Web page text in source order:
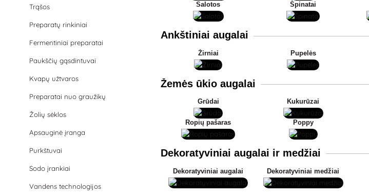
Trąšos
Preparatų rinkiniai
Fermentiniai preparatai
Paukščių gąsdintuvai
Kvapų užtvaros
Preparatai nuo graužikų
Žolių sėklos
Apsauginė įranga
Purkštuvai
Sodo įrankiai
Vandens technologijos
Salotos Špinatai
Ankštiniai augalai
Žirniai Pupelės
Žemės ūkio augalai
Grūdai Kukurūzai
Ropių pašaras Poppy
Dekoratyviniai augalai ir medžiai
Dekoratyviniai augalai Dekoratyviniai medžiai